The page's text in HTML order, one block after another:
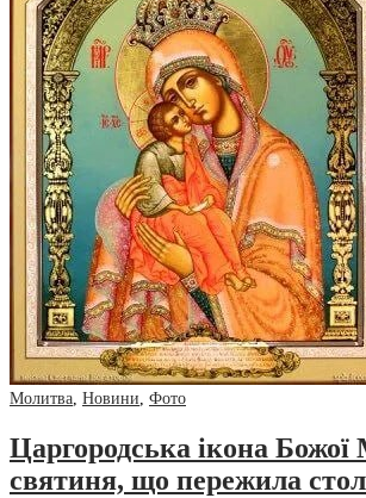
Молитва, Новини, Фото
Царгородська ікона Божої
святиня, що пережила